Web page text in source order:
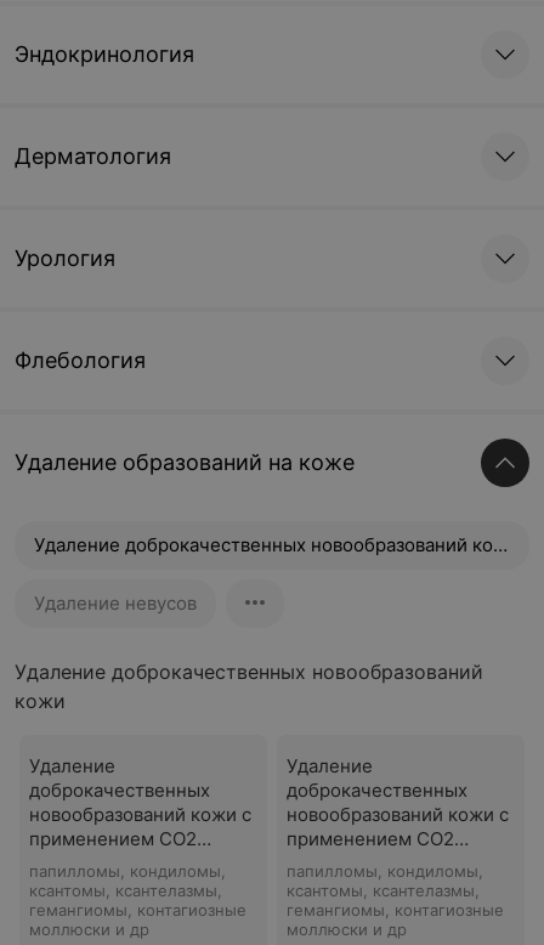
Эндокринология
Дерматология
Урология
Флебология
Удаление образований на коже
Удаление доброкачественных новообразований кожи
Удаление невусов
Удаление доброкачественных новообразований
кожи
Удаление
доброкачественных
новообразований кожи с
применением CO2
лазера в области шеи,
туловища
папилломы, кондиломы,
ксантомы, ксантелазмы,
гемангиомы, контагиозные
моллюски и др
Удаление
доброкачественных
новообразований кожи с
применением CO2
лазера в области
интимной зоны
папилломы, кондиломы,
ксантомы, ксантелазмы,
гемангиомы, контагиозные
моллюски и др